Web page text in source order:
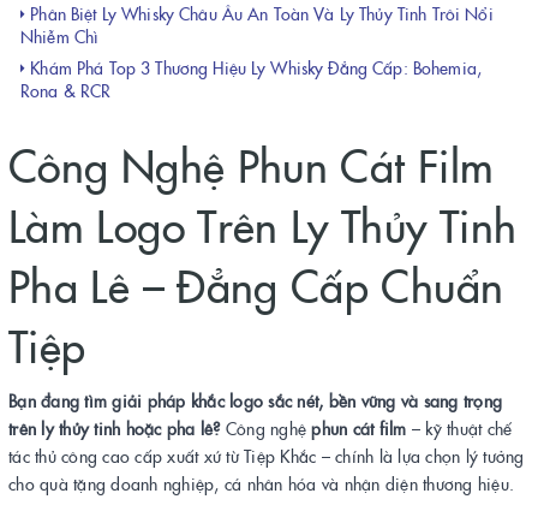
Phân Biệt Ly Whisky Châu Âu An Toàn Và Ly Thủy Tinh Trôi Nổi
Nhiễm Chì
Khám Phá Top 3 Thương Hiệu Ly Whisky Đẳng Cấp: Bohemia,
Rona & RCR
Công Nghệ Phun Cát Film
Làm Logo Trên Ly Thủy Tinh
Pha Lê – Đẳng Cấp Chuẩn
Tiệp
Bạn đang tìm giải pháp khắc logo sắc nét, bền vững và sang trọng
trên ly thủy tinh hoặc pha lê?Công nghệphun cát film – kỹ thuật chế
tác thủ công cao cấp xuất xứ từ Tiệp Khắc – chính là lựa chọn lý tưởng
cho quà tặng doanh nghiệp, cá nhân hóa và nhận diện thương hiệu.